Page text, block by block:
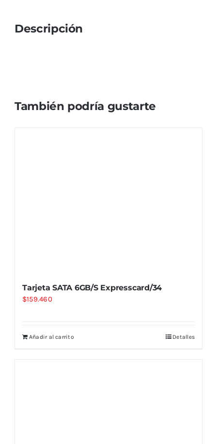
Descripción
También podría gustarte
Tarjeta SATA 6GB/S Expresscard/34
$159.460
Añadir al carrito Detalles